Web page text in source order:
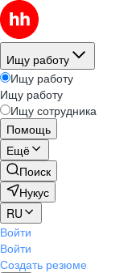
Ищу работу
Ищу работу
Ищу работу
Ищу сотрудника
Помощь
Ещё
Поиск
Нукус
RU
Войти
Войти
Создать резюме